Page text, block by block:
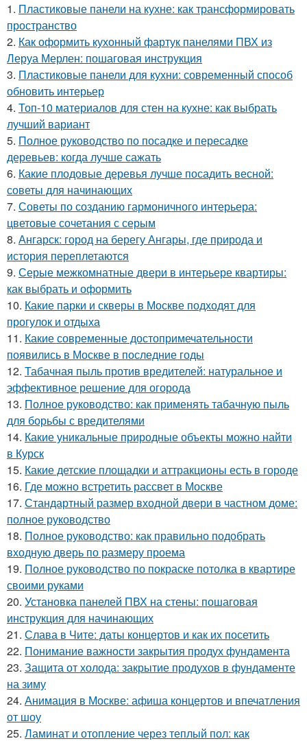
1. Пластиковые панели на кухне: как трансформировать
пространство
2. Как оформить кухонный фартук панелями ПВХ из
Леруа Мерлен: пошаговая инструкция
3. Пластиковые панели для кухни: современный способ
обновить интерьер
4. Топ-10 материалов для стен на кухне: как выбрать
лучший вариант
5. Полное руководство по посадке и пересадке
деревьев: когда лучше сажать
6. Какие плодовые деревья лучше посадить весной:
советы для начинающих
7. Советы по созданию гармоничного интерьера:
цветовые сочетания с серым
8. Ангарск: город на берегу Ангары, где природа и
история переплетаются
9. Серые межкомнатные двери в интерьере квартиры:
как выбрать и оформить
10. Какие парки и скверы в Москве подходят для
прогулок и отдыха
11. Какие современные достопримечательности
появились в Москве в последние годы
12. Табачная пыль против вредителей: натуральное и
эффективное решение для огорода
13. Полное руководство: как применять табачную пыль
для борьбы с вредителями
14. Какие уникальные природные объекты можно найти
в Курск
15. Какие детские площадки и аттракционы есть в городе
16. Где можно встретить рассвет в Москве
17. Стандартный размер входной двери в частном доме:
полное руководство
18. Полное руководство: как правильно подобрать
входную дверь по размеру проема
19. Полное руководство по покраске потолка в квартире
своими руками
20. Установка панелей ПВХ на стены: пошаговая
инструкция для начинающих
21. Слава в Чите: даты концертов и как их посетить
22. Понимание важности закрытия продух фундамента
23. Защита от холода: закрытие продухов в фундаменте
на зиму
24. Анимация в Москве: афиша концертов и впечатления
от шоу
25. Ламинат и отопление через теплый пол: как